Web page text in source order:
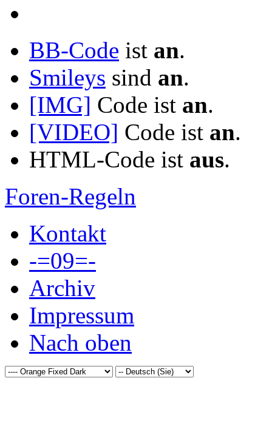
BB-Code ist an.
Smileys sind an.
[IMG] Code ist an.
[VIDEO] Code ist an.
HTML-Code ist aus.
Foren-Regeln
Kontakt
-=09=-
Archiv
Impressum
Nach oben